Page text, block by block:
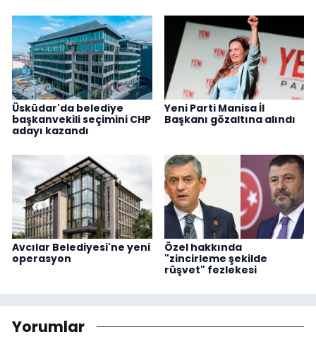
Üsküdar'da belediye
başkanvekili seçimini CHP
adayı kazandı
Yeni Parti Manisa İl
Başkanı gözaltına alındı
Avcılar Belediyesi'ne yeni
operasyon
Özel hakkında
"zincirleme şekilde
rüşvet" fezlekesi
Yorumlar